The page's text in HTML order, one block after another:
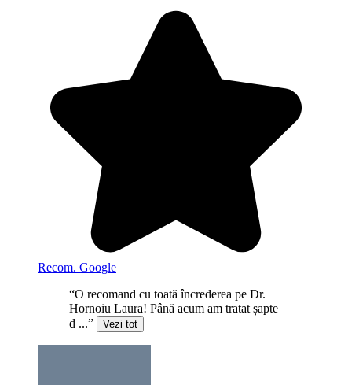
Recom. Google
“O recomand cu toată încrederea pe Dr.
Hornoiu Laura! Până acum am tratat șapte
d ...”
Vezi tot